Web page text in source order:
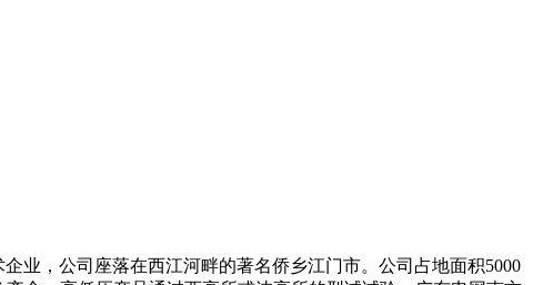
业，公司座落在西江河畔的著名侨乡江门市。公司占地面积5000